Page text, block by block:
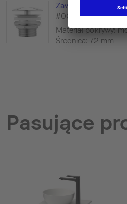
Zawór pionowy
#005024
Materiał pokrywy:
Średnica: 72 mm
Pasujące